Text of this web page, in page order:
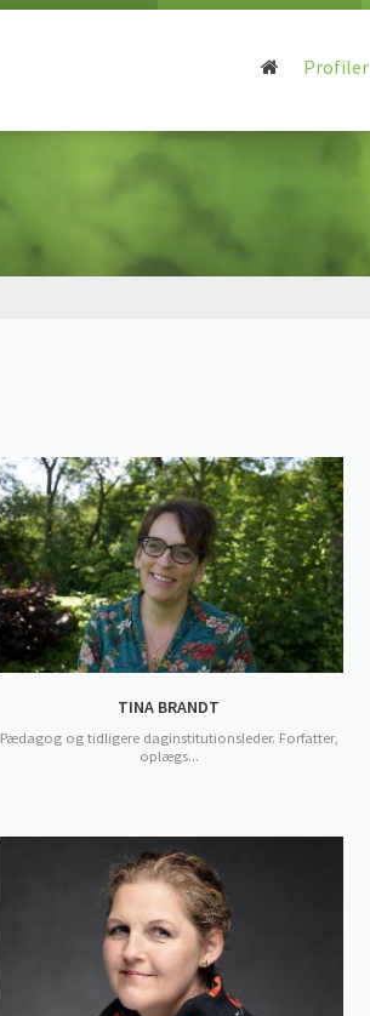
Profiler
TINA BRANDT
Pædagog og tidligere daginstitutionsleder. Forfatter,
oplægs...